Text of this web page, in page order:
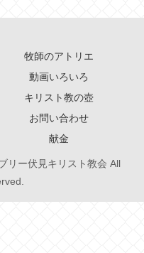
牧師のアトリエ
動画いろいろ
キリスト教の壺
お問い合わせ
献金
リー伏見キリスト教会 All